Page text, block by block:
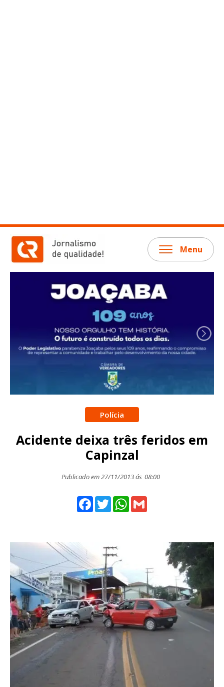
Menu
Polícia
Acidente deixa três feridos em
Capinzal
Publicado em 27/11/2013 ás 08:00
Facebook
TwitterWhatsApp